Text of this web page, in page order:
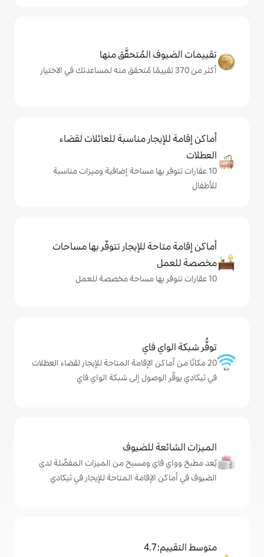
المُتحقَّق منها
مناسبة للعائلات لقضاء
بها مساحة إضافية وميزات مناسبة
للإيجار تتوفّر بها مساحات
الإقامة المتاحة للإيجار لقضاء العطلات
إلى شبكة الواي فاي
ومسبح من الميزات المفضّلة لدى
المتاحة للإيجار في ثيكادي